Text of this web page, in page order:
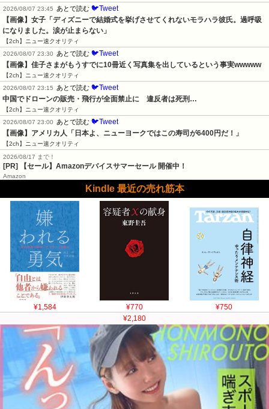
2026/08/07 23:45
あとで読む 🐦Tweet
【画像】女子「ディズニーで結婚式を挙げさせてくれないモラハラ彼氏。過呼吸
になりました。涙が止まらない」
【2ch】ニュー速クオリティ
2026/08/07 23:30
あとで読む 🐦Tweet
【画像】佳子さまがもうすでに10冊近く写真集を出しているという事実wwwww
【2ch】ニュー速クオリティ
2026/08/07 23:15
あとで読む 🐦Tweet
中国でドローンの販売・飛行が全面禁止に　違反者は死刑…
【2ch】ニュー速クオリティ
2026/08/07 23:00
あとで読む 🐦Tweet
【画像】アメリカ人「日本よ、ニューヨークではこの寿司が6400円だ！」
【2ch】ニュー速クオリティ
2026/08/17 まで！
[PR] 【セール】Amazonデバイスサマーセール 開催中！
Amazon
Kindle 最近の売れ筋本
¥1,584 ¥770
¥750
¥2,180